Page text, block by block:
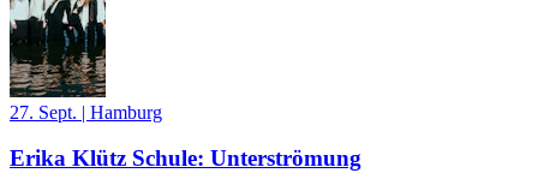
27. Sept. | Hamburg
Erika Klütz Schule: Unterströmung